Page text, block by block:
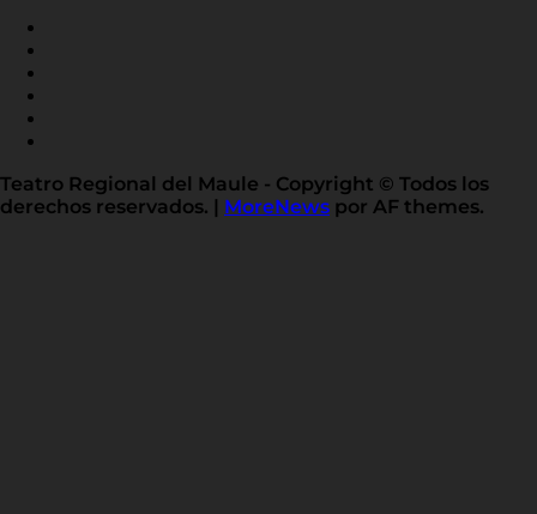
Teatro Regional del Maule - Copyright © Todos los
derechos reservados.
MoreNews por AF themes.